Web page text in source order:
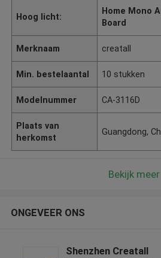
Hoog licht:
Home Mono
Board
Merknaam creatall
Min. bestelaantal 10 stukken
Modelnummer CA-3116D
Plaats van
herkomst
Guangdong,
Bekijk meer
ONGEVEER ONS
Shenzhen Creatall